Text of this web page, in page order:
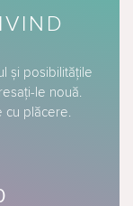
și posibilitățile
le nouă.
cu plăcere.